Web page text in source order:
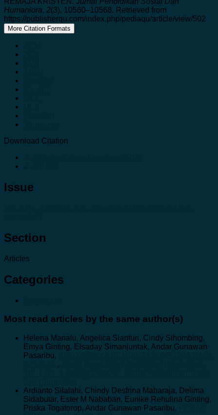
Humaniora, 2(3), 10560–10568. Retrieved from
https://publisherqu.com/index.php/pediaqu/article/view/502
More Citation Formats
Download Citation
Issue
Section
Articles
Categories
Most read articles by the same author(s)
Helena Manalu, Angelica Sianturi, Cindy Sihombing,
Emya Ginting, Elsaday Simanjuntak, Andar Gunawan
Pasaribu,
,
Ardianto Silalahi, Chindy Desfrina Maharaja, Delima
Sidabutar, Ester M Nababan, Eunike Rehulina Ginting,
Priska Togatorop, Andar Gunawan Pasaribu,